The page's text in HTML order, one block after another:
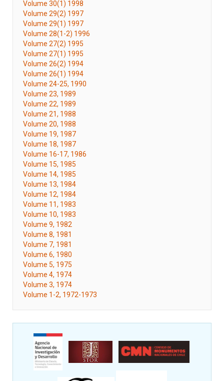
Volume 30(1) 1998
Volume 29(2) 1997
Volume 29(1) 1997
Volume 28(1-2) 1996
Volume 27(2) 1995
Volume 27(1) 1995
Volume 26(2) 1994
Volume 26(1) 1994
Volume 24-25, 1990
Volume 23, 1989
Volume 22, 1989
Volume 21, 1988
Volume 20, 1988
Volume 19, 1987
Volume 18, 1987
Volume 16-17, 1986
Volume 15, 1985
Volume 14, 1985
Volume 13, 1984
Volume 12, 1984
Volume 11, 1983
Volume 10, 1983
Volume 9, 1982
Volume 8, 1981
Volume 7, 1981
Volume 6, 1980
Volume 5, 1975
Volume 4, 1974
Volume 3, 1974
Volume 1-2, 1972-1973